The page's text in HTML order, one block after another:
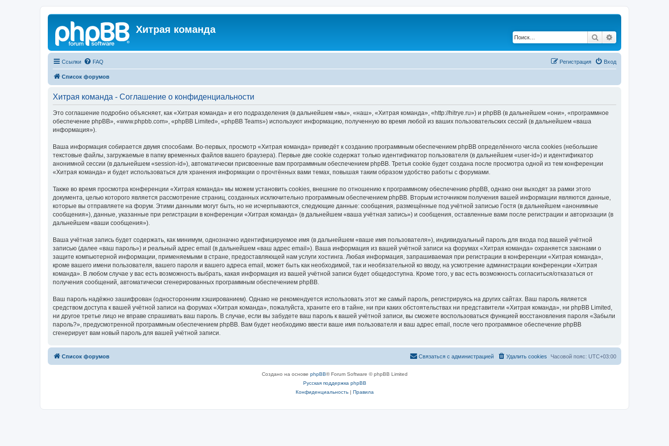
Хитрая команда
Поиск
Ссылки FAQ Вход
Регистрация
Список форумов
Хитрая команда - Соглашение о конфиденциальности
Это соглашение подробно объясняет, как «Хитрая команда» и его подразделения (в дальнейшем «мы», «наш», «Хитрая команда», «http://hitrye.ru») и phpBB (в дальнейшем «они», «программное
обеспечение phpBB», «www.phpbb.com», «phpBB Limited», «phpBB Teams») используют информацию, полученную во время любой из ваших пользовательских сессий (в дальнейшем «ваша
информация»).
Ваша информация собирается двумя способами. Во-первых, просмотр «Хитрая команда» приведёт к созданию программным обеспечением phpBB определённого числа cookies (небольшие
текстовые файлы, загружаемые в папку временных файлов вашего браузера). Первые две cookie содержат только идентификатор пользователя (в дальнейшем «user-id») и идентификатор
анонимной сессии (в дальнейшем «session-id»), автоматически присвоенные вам программным обеспечением phpBB. Третья cookie будет создана после просмотра одной из тем конференции
«Хитрая команда» и будет использоваться для хранения информации о прочтённых вами темах, повышая таким образом удобство работы с форумами.
Также во время просмотра конференции «Хитрая команда» мы можем установить cookies, внешние по отношению к программному обеспечению phpBB, однако они выходят за рамки этого
документа, целью которого является рассмотрение страниц, созданных исключительно программным обеспечением phpBB. Вторым источником получения вашей информации являются данные,
которые вы отправляете на форум. Этими данными могут быть, но не исчерпываются, следующие данные: сообщения, размещённые под учётной записью Гостя (в дальнейшем «анонимные
сообщения»), данные, указанные при регистрации в конференции «Хитрая команда» (в дальнейшем «ваша учётная запись») и сообщения, оставленные вами после регистрации и авторизации (в
дальнейшем «ваши сообщения»).
Ваша учётная запись будет содержать, как минимум, однозначно идентифицируемое имя (в дальнейшем «ваше имя пользователя»), индивидуальный пароль для входа под вашей учётной
записью (далее «ваш пароль») и реальный адрес email (в дальнейшем «ваш адрес email»). Ваша информация из вашей учётной записи на форумах «Хитрая команда» охраняется законами о
защите компьютерной информации, применяемыми в стране, предоставляющей нам услуги хостинга. Любая информация, запрашиваемая при регистрации в конференции «Хитрая команда»,
кроме вашего имени пользователя, вашего пароля и вашего адреса email, может быть как необходимой, так и необязательной ко вводу, на усмотрение администрации конференции «Хитрая
команда». В любом случае у вас есть возможность выбрать, какая информация из вашей учётной записи будет общедоступна. Кроме того, у вас есть возможность согласиться/отказаться от
получения сообщений, автоматически сгенерированных программным обеспечением phpBB.
Ваш пароль надёжно зашифрован (односторонним хэшированием). Однако не рекомендуется использовать этот же самый пароль, регистрируясь на других сайтах. Ваш пароль является
средством доступа к вашей учётной записи на форумах «Хитрая команда», пожалуйста, храните его в тайне, ни при каких обстоятельствах ни представители «Хитрая команда», ни phpBB Limited,
ни другое третье лицо не вправе спрашивать ваш пароль. В случае, если вы забудете ваш пароль к вашей учётной записи, вы сможете воспользоваться функцией восстановления пароля «Забыли
пароль?», предусмотренной программным обеспечением phpBB. Вам будет необходимо ввести ваше имя пользователя и ваш адрес email, после чего программное обеспечение phpBB
сгенерирует вам новый пароль для вашей учётной записи.
Список форумов Часовой пояс: UTC+03:00
Удалить cookies
Связаться с администрацией
Создано на основе phpBB® Forum Software © phpBB Limited
Русская поддержка phpBB
Конфиденциальность| Правила